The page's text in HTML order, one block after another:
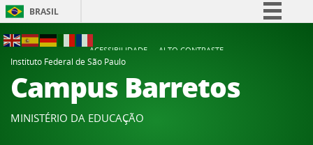
BRASIL
Participe
Acesso à informação
ACESSIBILIDADE
ALTO CONTRASTE
Instituto Federal de São Paulo
Campus Barretos
MINISTÉRIO DA EDUCAÇÃO